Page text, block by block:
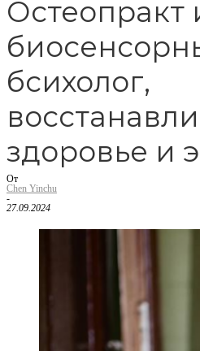
Остеопракт
бсихолог,
здоровье и
От
Chen Yinchu
-
27.09.2024